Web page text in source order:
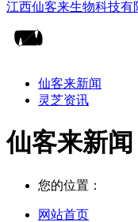
仙客来新闻
灵芝资讯
仙客来新闻
您的位置：
网站首页